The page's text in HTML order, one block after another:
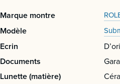
Marque montre
Modèle
Ecrin
Documents
Lunette (matière)